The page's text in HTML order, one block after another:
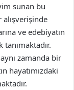
sunan bu
ve edebiyatın
zamanda bir
hayatımızdaki